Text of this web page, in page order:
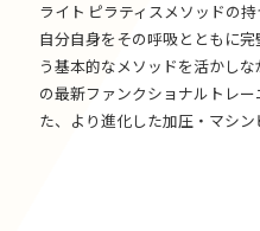
ライト ピラティスメソッドの
自分自身をその呼吸とともに
う基本的なメソッドを活かし
の最新ファンクショナルトレ
た、より進化した加圧・マシン